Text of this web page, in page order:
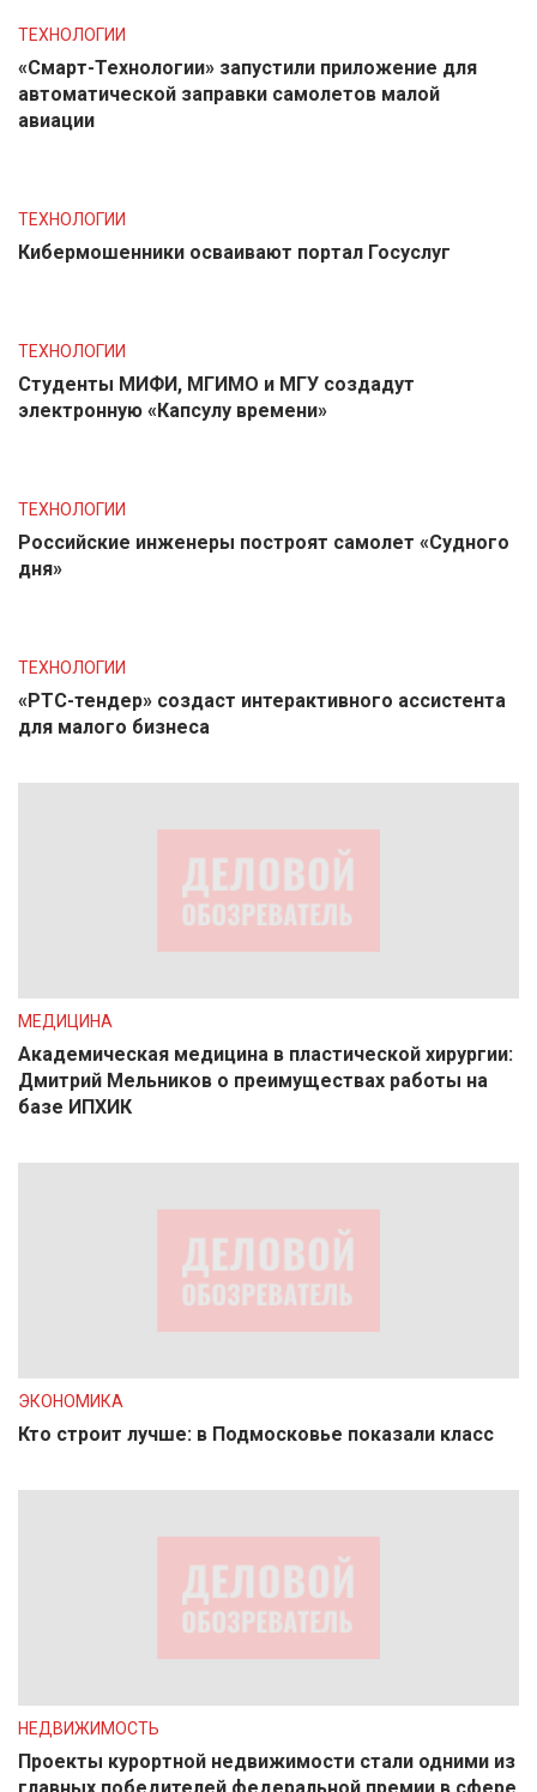
ТЕХНОЛОГИИ
«Смарт-Технологии» запустили приложение для
автоматической заправки самолетов малой
авиации
ТЕХНОЛОГИИ
Кибермошенники осваивают портал Госуслуг
ТЕХНОЛОГИИ
Студенты МИФИ, МГИМО и МГУ создадут
электронную «Капсулу времени»
ТЕХНОЛОГИИ
Российские инженеры построят самолет «Судного
дня»
ТЕХНОЛОГИИ
«РТС-тендер» создаст интерактивного ассистента
для малого бизнеса
МЕДИЦИНА
Академическая медицина в пластической хирургии:
Дмитрий Мельников о преимуществах работы на
базе ИПХИК
ЭКОНОМИКА
Кто строит лучше: в Подмосковье показали класс
НЕДВИЖИМОСТЬ
Проекты курортной недвижимости стали одними из